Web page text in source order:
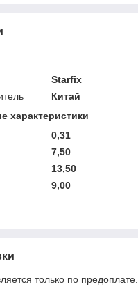
Starfix
Китай
характеристики
0,31
7,50
13,50
9,00
только по предоплате.